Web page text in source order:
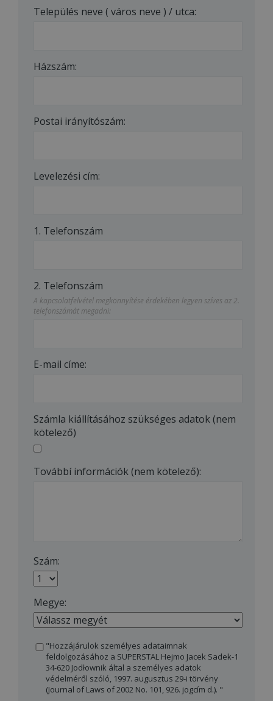
Település neve ( város neve ) / utca:
Házszám:
Postai irányítószám:
Levelezési cím:
1. Telefonszám
2. Telefonszám
A kapcsolatfelvétel megkönnyítése érdekében legyen szíves az 2.
telefonszámát megadni:
E-mail címe:
Számla kiállításához szükséges adatok (nem
kötelező)
Továbbí információk (nem kötelező):
Szám:
Megye:
"Hozzájárulok személyes adataimnak
feldolgozásához a SUPERSTAL Hejmo Jacek Sadek-1
34-620 Jodłownik által a személyes adatok
védelméről szóló, 1997. augusztus 29-i törvény
(Journal of Laws of 2002 No. 101, 926. jogcím d.). "